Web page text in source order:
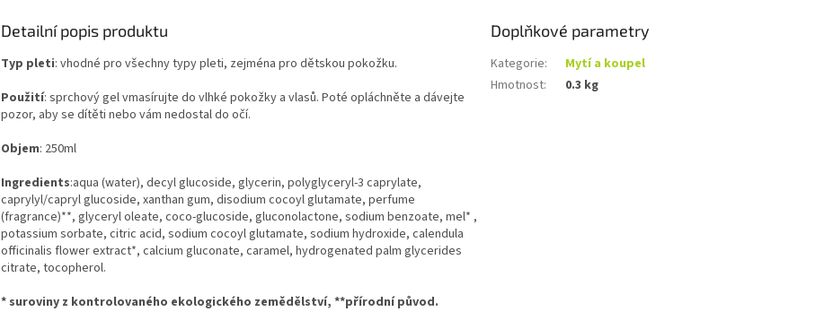
Detailní popis produktu
Typ pleti: vhodné pro všechny typy pleti, zejména pro dětskou pokožku.
Použití: sprchový gel vmasírujte do vlhké pokožky a vlasů. Poté opláchněte a dávejte
pozor, aby se dítěti nebo vám nedostal do očí.
Objem: 250ml
Ingredients:aqua (water), decyl glucoside, glycerin, polyglyceryl-3 caprylate,
caprylyl/capryl glucoside, xanthan gum, disodium cocoyl glutamate, perfume
(fragrance)**, glyceryl oleate, coco-glucoside, gluconolactone, sodium benzoate, mel* ,
potassium sorbate, citric acid, sodium cocoyl glutamate, sodium hydroxide, calendula
officinalis flower extract*, calcium gluconate, caramel, hydrogenated palm glycerides
citrate, tocopherol.
* suroviny z kontrolovaného ekologického zemědělství, **přírodní původ.
Doplňkové parametry
Kategorie:
Mytí a koupel
Hmotnost: 0.3 kg